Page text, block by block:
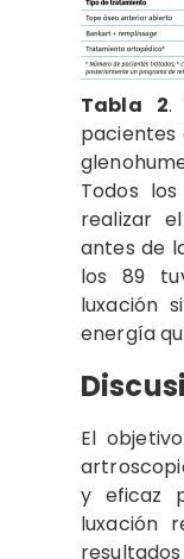
Tabla 2.
pacientes
Todos
realizar
antes de
los 89
luxación
energía
El
y eficaz
luxación